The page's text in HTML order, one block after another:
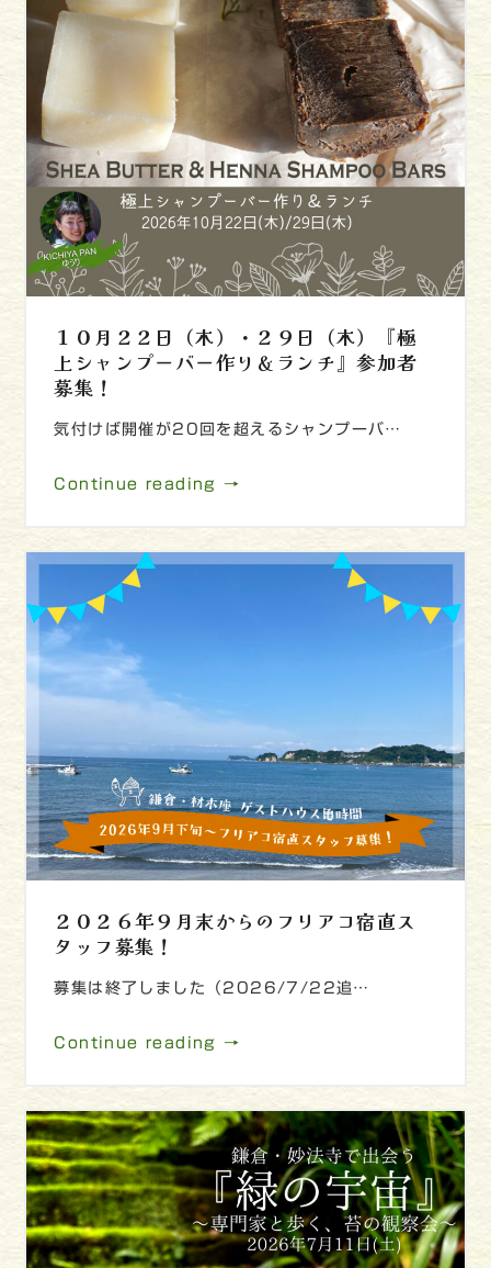
１０月２２日（木）・２９日（木）『極
上シャンプーバー作り＆ランチ』参加者
募集！
気付けば開催が20回を超えるシャンプーバ…
Continue reading →
２０２６年９月末からのフリアコ宿直ス
タッフ募集！
募集は終了しました（2026/7/22追…
Continue reading →